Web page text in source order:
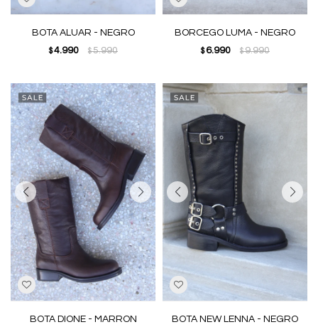
BOTA ALUAR - NEGRO
$ 4.990 $5.990
BORCEGO LUMA - NEGRO
$ 6.990 $9.990
BOTA DIONE - MARRON BOTA NEW LENNA - NEGRO